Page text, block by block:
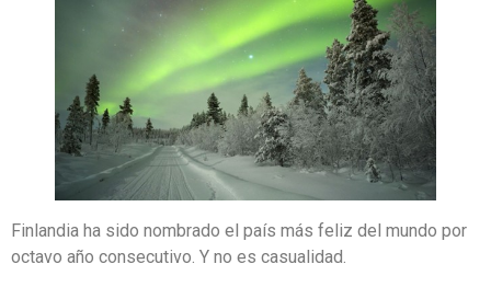
Finlandia ha sido nombrado el país más feliz del mundo por
octavo año consecutivo. Y no es casualidad.